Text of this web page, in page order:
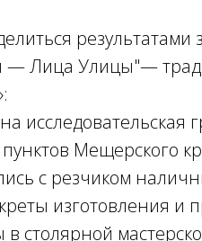
результатами
— Лица Улицы"—
исследовательская
Мещерского
с резчиком
изготовления
столярной